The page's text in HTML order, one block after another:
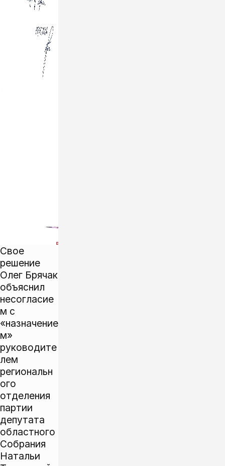
Свое
решение
Олег Брячак
объяснил
несогласие
м с
«назначение
м»
руководите
лем
региональн
ого
отделения
партии
депутата
областного
Собрания
Натальи